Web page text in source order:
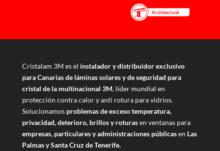
Cristalam 3M es el instalador y distribuidor exclusivo
para Canarias de láminas solares y de seguridad para
cristal de la multinacional 3M, líder mundial en
protección contra calor y anti rotura para vidrios.
Solucionamos problemas de exceso temperatura,
privacidad, deterioro, brillos y roturasen ventanas para
empresas, particulares y administraciones públicasen Las
Palmas y Santa Cruz de Tenerife.